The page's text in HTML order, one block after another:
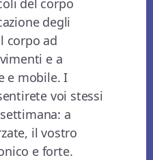
degli
corpo ad
e a
e mobile. I
voi stessi
a
il vostro
e forte.